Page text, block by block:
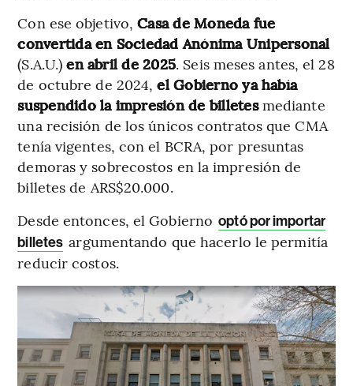
Con ese objetivo,Casa de Moneda fue
convertida en Sociedad Anónima Unipersonal
(S.A.U.)en abril de 2025. Seis meses antes, el 28
de octubre de 2024,el Gobierno ya había
suspendido la impresión de billetesmediante
una recisión de los únicos contratos que CMA
tenía vigentes, con el BCRA, por presuntas
demoras y sobrecostos en la impresión de
billetes de ARS$20.000.
Desde entonces, el Gobierno optó por importar
billetes argumentando que hacerlo le permitía
reducir costos.